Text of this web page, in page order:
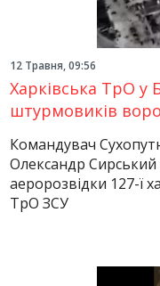
12 Травня, 09:56
Харківська ТрО у
штурмовиків
Командувач
Олександр Сирський
аеророзвідки 127-ї
ТрО ЗСУ